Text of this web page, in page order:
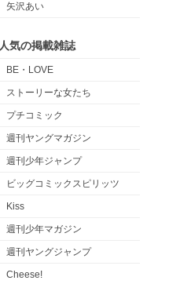
矢沢あい
人気の掲載雑誌
BE・LOVE
ストーリーな女たち
プチコミック
週刊ヤングマガジン
週刊少年ジャンプ
ビッグコミックスピリッツ
Kiss
週刊少年マガジン
週刊ヤングジャンプ
Cheese!